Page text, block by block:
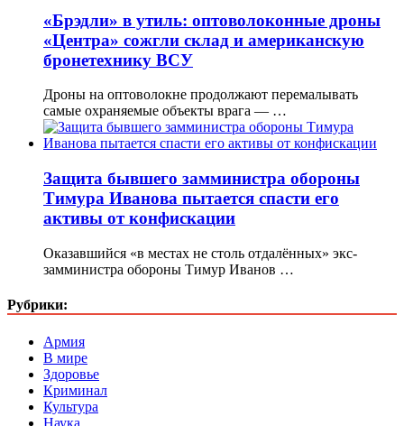
«Брэдли» в утиль: оптоволоконные дроны
«Центра» сожгли склад и американскую
бронетехнику ВСУ
Дроны на оптоволокне продолжают перемалывать
самые охраняемые объекты врага — …
Защита бывшего замминистра обороны
Тимура Иванова пытается спасти его
активы от конфискации
Оказавшийся «в местах не столь отдалённых» экс-
замминистра обороны Тимур Иванов …
Рубрики:
Армия
В мире
Здоровье
Криминал
Культура